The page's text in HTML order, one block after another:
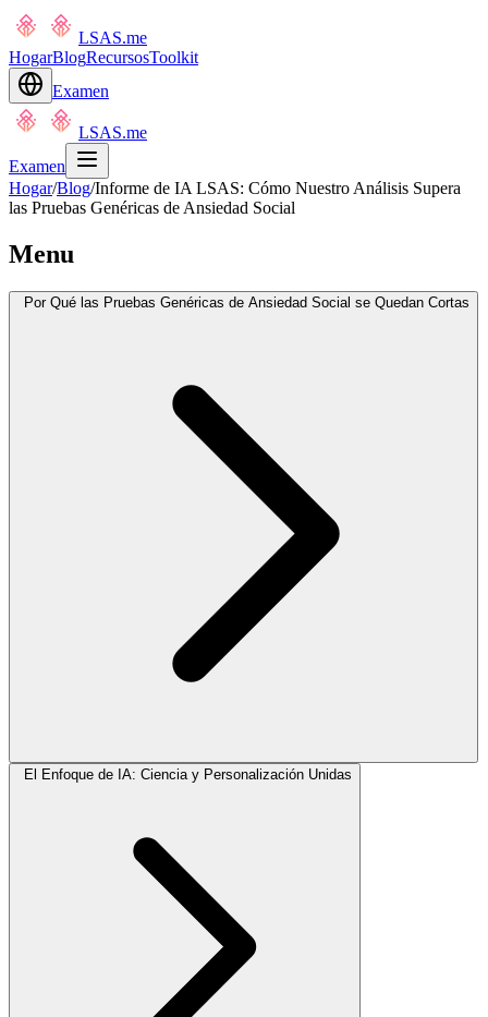
LSAS.me
HogarBlogRecursosToolkit
Examen
LSAS.me
Examen
Hogar/Blog/Informe de IA LSAS: Cómo Nuestro Análisis Supera
las Pruebas Genéricas de Ansiedad Social
Menu
Por Qué las Pruebas Genéricas de Ansiedad Social se Quedan Cortas
El Enfoque de IA: Ciencia y Personalización Unidas